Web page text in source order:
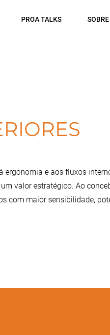
PROA TALKS SOBRE
ergonomia e aos fluxos
valor estratégico. Ao
com maior sensibilidade,